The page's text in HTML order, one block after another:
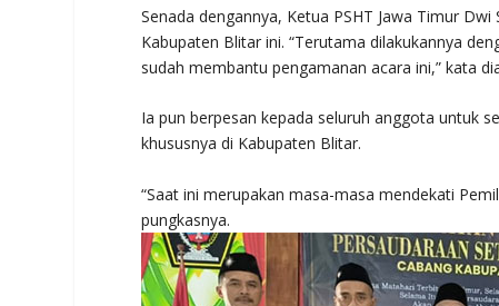
Senada dengannya, Ketua PSHT Jawa Timur
Kabupaten Blitar ini. “Terutama dilakukannya
sudah membantu pengamanan acara ini,” kata
Ia pun berpesan kepada seluruh anggota untuk
khususnya di Kabupaten Blitar.
“Saat ini merupakan masa-masa mendekati
pungkasnya.